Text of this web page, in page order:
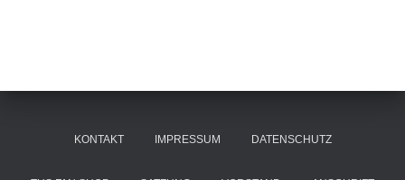
r
KONTAKT IMPRESSUM DATENSCHUTZ